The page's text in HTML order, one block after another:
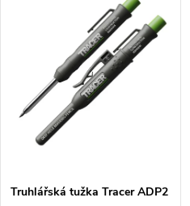
Truhlářská tužka Tracer ADP2